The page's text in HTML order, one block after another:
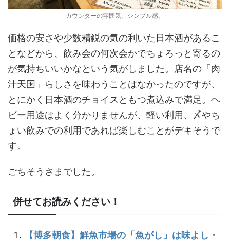
カウンターの雰囲気。シンプル感。
価格の安さや少数精鋭の気の利いた日本酒があるこ
となどから、飲み会の何次会かでちょろっと寄るの
が気持ちいいかなという気がしました。店名の「肉
汁天国」らしさを味わうことはなかったのですが、
とにかく日本酒のチョイスともつ煮込みで満足。ヘ
ビー用途はよく分かりませんが、軽い利用、〆やち
ょい飲みでの利用であれば楽しむことがデキそうで
す。
ごちそうさまでした。
併せてお読みください！
【博多朝食】鮮魚市場の「魚がし」は味よし・